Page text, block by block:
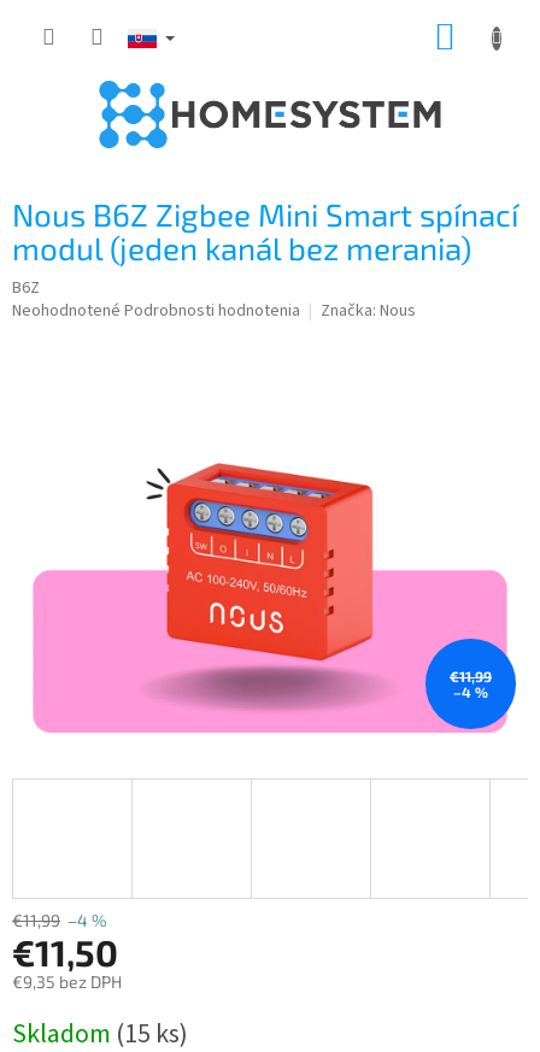
Nous B6Z Zigbee Mini Smart spínací
modul (jeden kanál bez merania)
B6Z
Priemerné
Neohodnotené Podrobnosti hodnotenia Značka: Nous
€11,99
–4 %
€11,99 –4 %
€11,50
€9,35 bez DPH
cena:
Skladom (15 ks)